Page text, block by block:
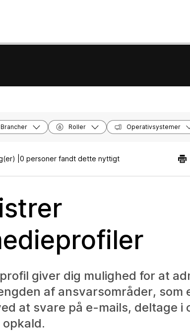
Brancher Roller Operativsystemer
| 0 personer fandt dette nyttigt
giver dig mulighed for at
af ansvarsområder, som
at svare på e-mails, deltage i